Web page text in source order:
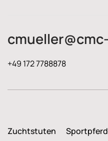
+49 172 7788878
Zuchtstuten